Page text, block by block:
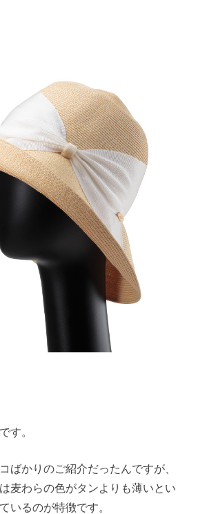
す。
ばかりのご紹介だったんですが、
麦わらの色がタンよりも薄いとい
いるのが特徴です。